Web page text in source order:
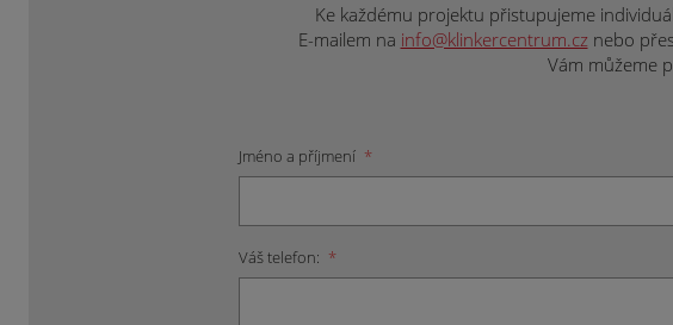
Ke každému projektu přistupujeme
E-mailem na info@klinkercentrum.cz nebo
Vám můžeme
Jméno a příjmení *
Váš telefon: *